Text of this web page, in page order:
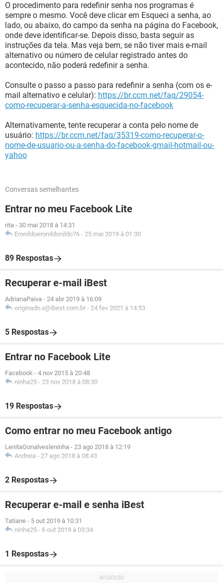
O procedimento para redefinir senha nos programas é
sempre o mesmo. Você deve clicar em Esqueci a senha, ao
lado, ou abaixo, do campo da senha na página do Facebook,
onde deve identificar-se. Depois disso, basta seguir as
instruções da tela. Mas veja bem, se não tiver mais e-mail
alternativo ou número de celular registrado antes do
acontecido, não poderá redefinir a senha.
Consulte o passo a passo para redefinir a senha (com os e-
mail alternativo e celular): https://br.ccm.net/faq/29054-
como-recuperar-a-senha-esquecida-no-facebook
Alternativamente, tente recuperar a conta pelo nome de
usuário: https://br.ccm.net/faq/35319-como-recuperar-o-
nome-de-usuario-ou-a-senha-do-facebook-gmail-hotmail-ou-
yahoo
Conversas semelhantes
Entrar no meu Facebook Lite
rita - 30 mai 2018 à 14:31
Eronildoeronildonildo76 - 25 mai 2019 à 01:30
89 Respostas
Recuperar e-mail iBest
AdrianaPaiva - 24 abr 2019 à 16:09
originado.x@ibest.com.br - 24 fev 2021 à 14:53
5 Respostas
Entrar no Facebook Lite
Facebook - 4 nov 2015 à 20:48
ninha25 - 23 nov 2018 à 08:30
19 Respostas
Como entrar no meu Facebook antigo
LenitaGonalvesleninha - 23 ago 2018 à 12:19
Andreia - 27 ago 2018 à 08:43
2 Respostas
Recuperar e-mail e senha iBest
Tatiane - 5 out 2019 à 10:31
ninha25 - 6 out 2019 à 03:34
1 Respostas